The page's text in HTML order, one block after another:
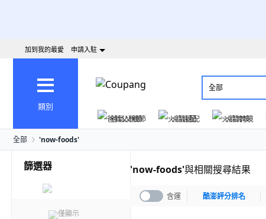
加到我的最愛 申請入駐
類別
全部
爸氣父親節
火箭速配 火箭跨境
全部 'now-foods'
篩選器
僅顯示
'now-foods'與相關搜尋結果
含運 酷澎評分排名